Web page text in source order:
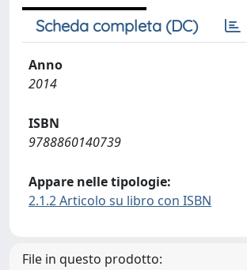
Scheda completa (DC)
Anno
2014
ISBN
9788860140739
Appare nelle tipologie:
2.1.2 Articolo su libro con ISBN
File in questo prodotto: